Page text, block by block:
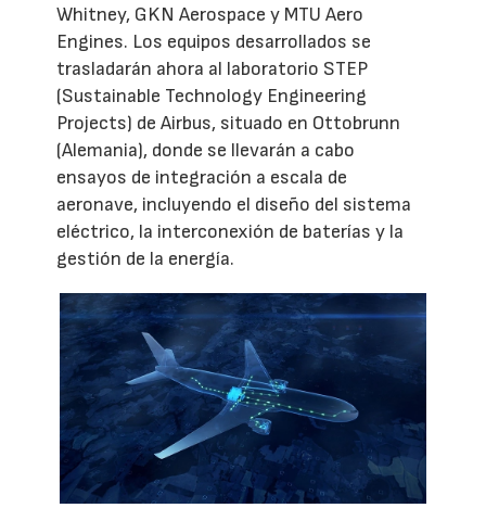
Whitney, GKN Aerospace y MTU Aero
Engines. Los equipos desarrollados se
trasladarán ahora al laboratorio STEP
(Sustainable Technology Engineering
Projects) de Airbus, situado en Ottobrunn
(Alemania), donde se llevarán a cabo
ensayos de integración a escala de
aeronave, incluyendo el diseño del sistema
eléctrico, la interconexión de baterías y la
gestión de la energía.